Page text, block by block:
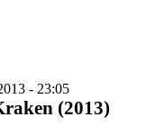
- 23:05
(2013)